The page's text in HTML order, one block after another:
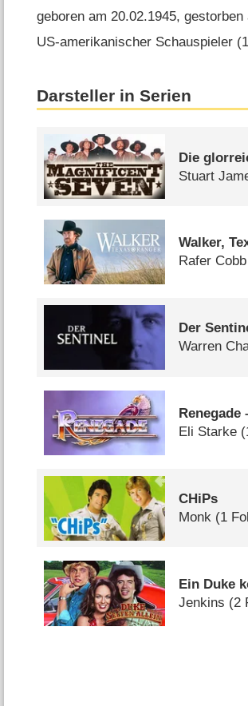
geboren am 20.02.1945, gestorben
US-amerikanischer Schauspieler
Darsteller in Serien
Die
Stuart
Walker,
Rafer Cobb
Der
Warren
Renegade
Eli Starke
CHiPs
Monk (1
Ein Duke
Jenkins (2